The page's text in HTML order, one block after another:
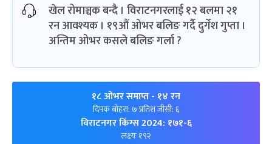
खेल रोमाञ्चक बन्दै । विराटनगरलाई १२ बलमा २१
रन आवश्यक । १९औं ओभर बलिङ गर्दै दुर्गेश गुप्ता ।
अन्तिम ओभर कसले बलिङ गर्ला ?
१८ ओभर समाप्त- १४ रन
दिपक बोहरा: ७ प्रतिश जीसी: ६
विराटनगर किंग्स 2024: १७१-६
लक्ष्यः १९२